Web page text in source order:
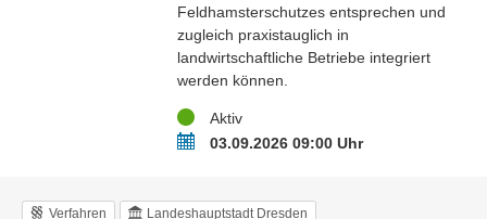
Feldhamsterschutzes entsprechen und
zugleich praxistauglich in
landwirtschaftliche Betriebe integriert
werden können.
StatusAktiv
Termin03.09.2026 09:00 Uhr
Verfahren Landeshauptstadt Dresden